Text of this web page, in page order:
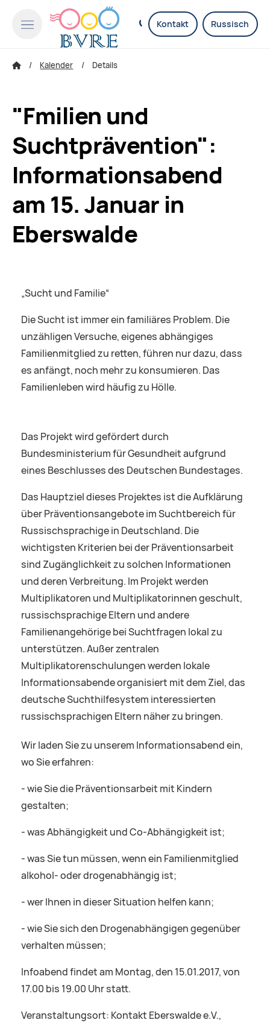
Kontakt Russisch
Kalender Details
"Fmilien und
Suchtprävention":
Informationsabend
am 15. Januar in
Eberswalde
„Sucht und Familie“
Die Sucht ist immer ein familiäres Problem. Die
unzähligen Versuche, eigenes abhängiges
Familienmitglied zu retten, führen nur dazu, dass
es anfängt, noch mehr zu konsumieren. Das
Familienleben wird häufig zu Hölle.
Das Projekt wird gefördert durch
Bundesministerium für Gesundheit aufgrund
eines Beschlusses des Deutschen Bundestages.
Das Hauptziel dieses Projektes ist die Aufklärung
über Präventionsangebote im Suchtbereich für
Russischsprachige in Deutschland. Die
wichtigsten Kriterien bei der Präventionsarbeit
sind Zugänglichkeit zu solchen Informationen
und deren Verbreitung. Im Projekt werden
Multiplikatoren und Multiplikatorinnen geschult,
russischsprachige Eltern und andere
Familienangehörige bei Suchtfragen lokal zu
unterstützen. Außer zentralen
Multiplikatorenschulungen werden lokale
Informationsabende organisiert mit dem Ziel, das
deutsche Suchthilfesystem interessierten
russischsprachigen Eltern näher zu bringen.
Wir laden Sie zu unserem Informationsabend ein,
wo Sie erfahren:
- wie Sie die Präventionsarbeit mit Kindern
gestalten;
- was Abhängigkeit und Co-Abhängigkeit ist;
- was Sie tun müssen, wenn ein Familienmitglied
alkohol- oder drogenabhängig ist;
- wer Ihnen in dieser Situation helfen kann;
- wie Sie sich den Drogenabhängigen gegenüber
verhalten müssen;
Infoabend findet am Montag, den 15.01.2017, von
17.00 bis 19.00 Uhr statt.
Veranstaltungsort: Kontakt Eberswalde e.V.,